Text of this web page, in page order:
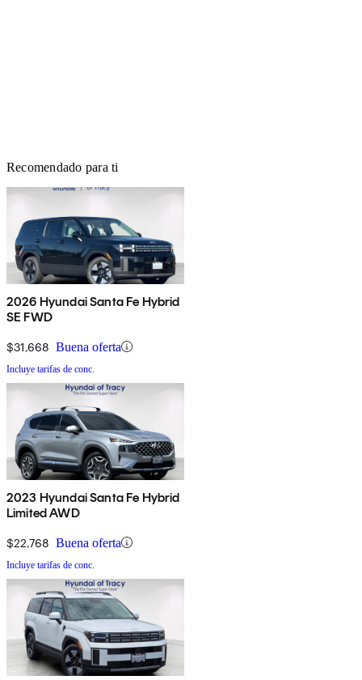
Recomendado para ti
2026 Hyundai Santa Fe Hybrid
SE FWD
$31,668 Buena oferta
Incluye tarifas de conc.
2023 Hyundai Santa Fe Hybrid
Limited AWD
$22,768 Buena oferta
Incluye tarifas de conc.